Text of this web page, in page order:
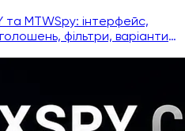
та MTWSpy: інтерфейс,
фільтри, варіанти